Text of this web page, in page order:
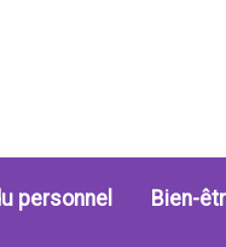
personnel Bien-